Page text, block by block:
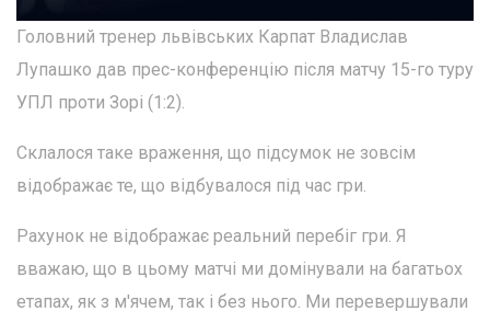
Головний тренер львівських Карпат Владислав
Лупашко дав прес-конференцію після матчу 15-го туру
УПЛ проти Зорі (1:2).
Склалося таке враження, що підсумок не зовсім
відображає те, що відбувалося під час гри.
Рахунок не відображає реальний перебіг гри. Я
вважаю, що в цьому матчі ми домінували на багатьох
етапах, як з м'ячем, так і без нього. Ми перевершували